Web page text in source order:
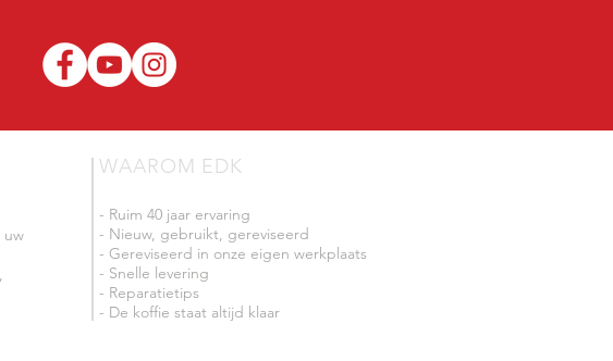
uw
WAAROM EDK
- Ruim 40 jaar ervaring
- Nieuw, gebruikt, gereviseerd
- Gereviseerd in onze eigen werkplaats
- Snelle levering
- Reparatietips
- De koffie staat altijd klaar